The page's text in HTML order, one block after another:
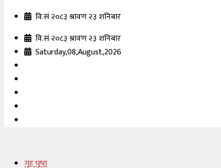
वि.सं २०८३ श्रावण २३ शनिबार
वि.सं २०८३ श्रावण २३ शनिबार
Saturday,08,August,2026
गृह पृष्ठ